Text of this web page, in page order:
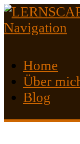
Navigation
Home
Über
Blog